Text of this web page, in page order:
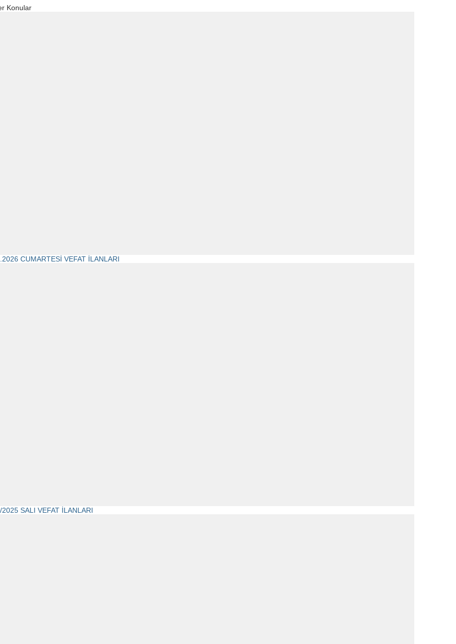
Konular
CUMARTESİ VEFAT İLANLARI
SALI VEFAT İLANLARI